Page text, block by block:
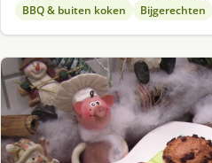
BBQ & buiten koken Bijgerechten